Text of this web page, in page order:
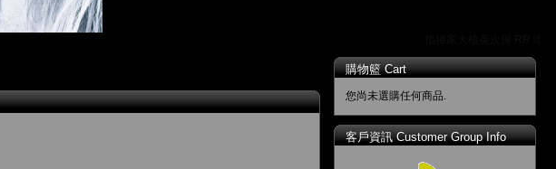
購物籃 Cart
您尚未選購任何商品.
客戶資訊 Customer Group Info